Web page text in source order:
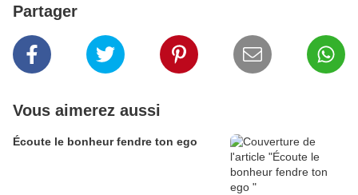
Partager
Vous aimerez aussi
Écoute le bonheur fendre ton ego